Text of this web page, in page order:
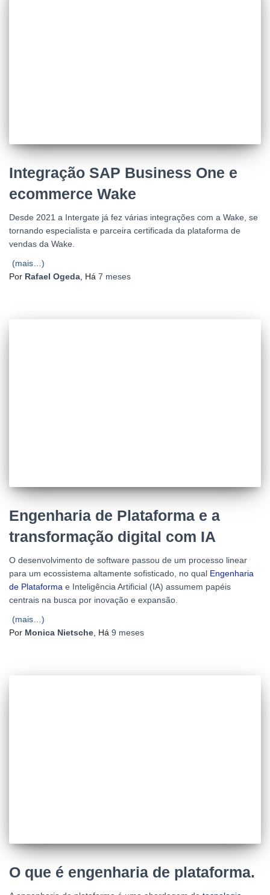
Integração SAP Business One e
ecommerce Wake
Desde 2021 a Intergate já fez várias integrações com a Wake, se
tornando especialista e parceira certificada da plataforma de
vendas da Wake.
(mais…)
Por Rafael Ogeda , Há 7 meses
Engenharia de Plataforma e a
transformação digital com IA
O desenvolvimento de software passou de um processo linear
para um ecossistema altamente sofisticado, no qual Engenharia
de Plataforma e Inteligência Artificial (IA) assumem papéis
centrais na busca por inovação e expansão.
(mais…)
Por Monica Nietsche, Há 9 meses
O que é engenharia de plataforma.